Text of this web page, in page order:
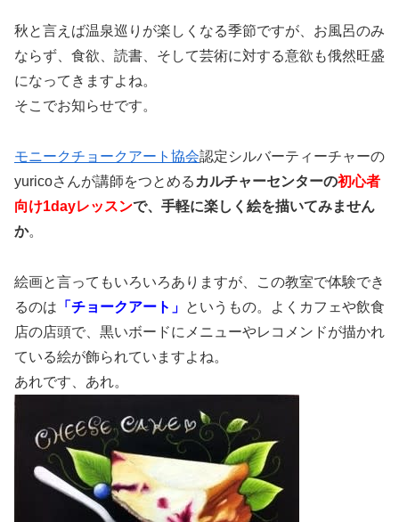
秋と言えば温泉巡りが楽しくなる季節ですが、お風呂のみ
ならず、食欲、読書、そして芸術に対する意欲も俄然旺盛
になってきますよね。
そこでお知らせです。
モニークチョークアート協会認定シルバーティーチャーの
yuricoさんが講師をつとめる カルチャーセンターの初心者
向け1dayレッスンで、手軽に楽しく絵を描いてみません
か。
絵画と言ってもいろいろありますが、この教室で体験でき
るのは 「チョークアート」 というもの。よくカフェや飲食
店の店頭で、黒いボードにメニューやレコメンドが描かれ
ている絵が飾られていますよね。
あれです、あれ。